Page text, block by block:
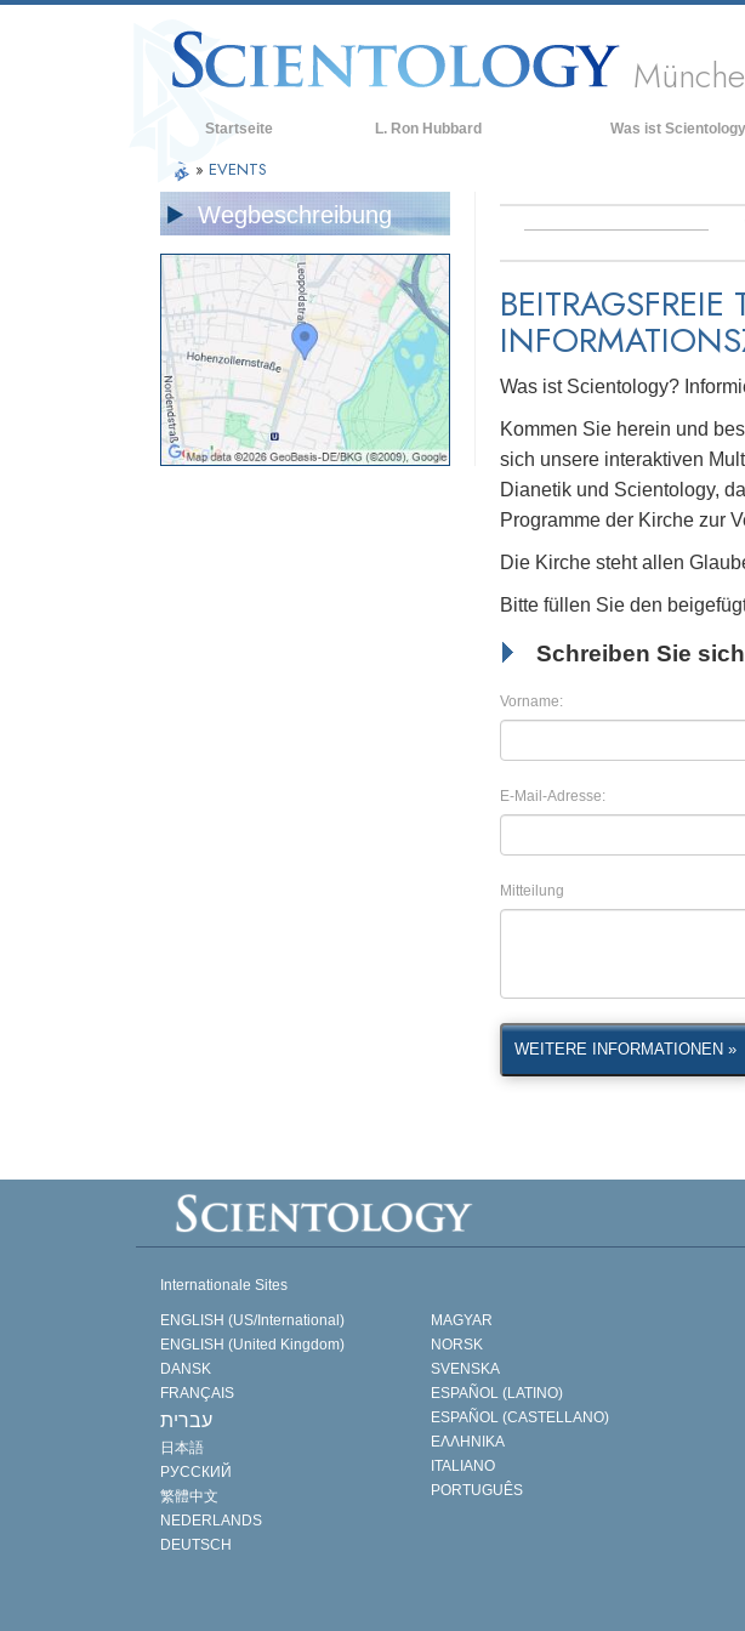
Startseite L. Ron Hubbard Was ist
Kodizes
Lernen Sie einen
Liebe und Hass – Was ist
» EVENTS
Was ist Scientology?
Kommen Sie herein und
sich unsere interaktiven
Dianetik und Scientology,
Programme der Kirche zur
Die Kirche steht allen
Bitte füllen Sie den
Schreiben Sie
Vorname:
E-Mail-Adresse:
Mitteilung
WEITERE INFORMATIONEN »
Wegbeschreibung
Internationale Sites
ENGLISH (US/International)
ENGLISH (United Kingdom)
DANSK
FRANÇAIS
עברית
日本語
РУССКИЙ
繁體中文
NEDERLANDS
DEUTSCH
MAGYAR
NORSK
SVENSKA
ESPAÑOL (LATINO)
ESPAÑOL (CASTELLANO)
ΕΛΛΗΝΙΚA
ITALIANO
PORTUGUÊS